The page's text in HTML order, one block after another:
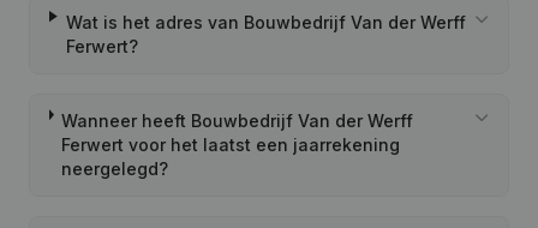
Wat is het adres van Bouwbedrijf Van der Werff
Ferwert?
Wanneer heeft Bouwbedrijf Van der Werff
Ferwert voor het laatst een jaarrekening
neergelegd?